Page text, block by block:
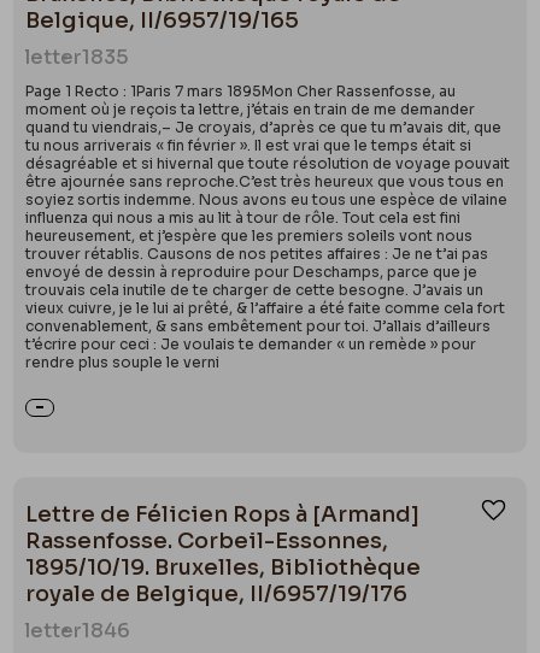
Belgique, II/6957/19/165
letter1835
Page 1 Recto : 1Paris 7 mars 1895Mon Cher Rassenfosse, au
moment où je reçois ta lettre, j’étais en train de me demander
quand tu viendrais,– Je croyais, d’après ce que tu m’avais dit, que
tu nous arriverais « fin février ». Il est vrai que le temps était si
désagréable et si hivernal que toute résolution de voyage pouvait
être ajournée sans reproche.C’est très heureux que vous tous en
soyiez sortis indemme. Nous avons eu tous une espèce de vilaine
influenza qui nous a mis au lit à tour de rôle. Tout cela est fini
heureusement, et j’espère que les premiers soleils vont nous
trouver rétablis. Causons de nos petites affaires : Je ne t’ai pas
envoyé de dessin à reproduire pour Deschamps, parce que je
trouvais cela inutile de te charger de cette besogne. J’avais un
vieux cuivre, je le lui ai prêté, & l’affaire a été faite comme cela fort
convenablement, & sans embêtement pour toi. J’allais d’ailleurs
t’écrire pour ceci : Je voulais te demander « un remède » pour
rendre plus souple le verni
Lettre de Félicien Rops à [Armand]
Rassenfosse. Corbeil-Essonnes,
1895/10/19. Bruxelles, Bibliothèque
royale de Belgique, II/6957/19/176
letter1846